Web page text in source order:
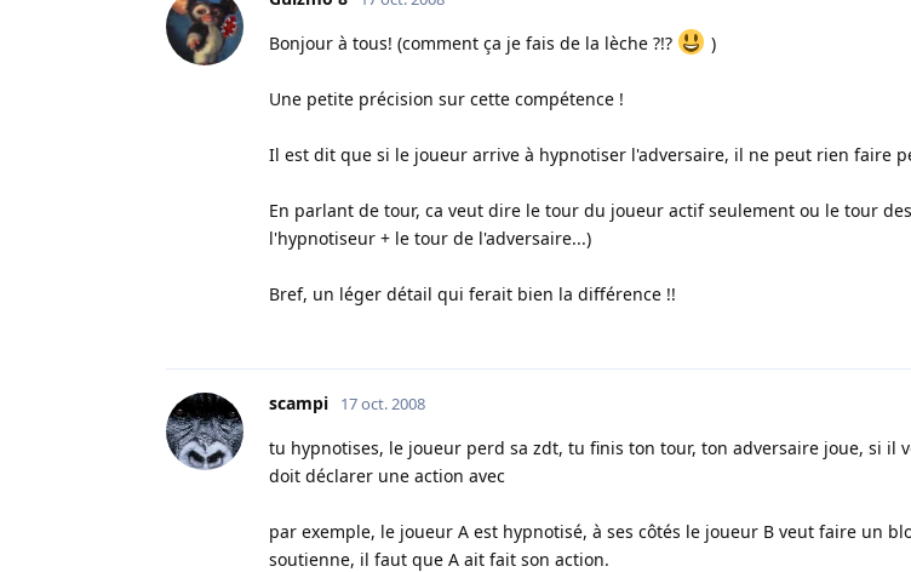
Bonjour à tous! (comment ça je fais de la lèche ?!? )
Une petite précision sur cette compétence !
Il est dit que si le joueur arrive à hypnotiser l'adversaire, il ne peut rien faire
En parlant de tour, ca veut dire le tour du joueur actif seulement ou le tour
l'hypnotiseur + le tour de l'adversaire...)
Bref, un léger détail qui ferait bien la différence !!
scampi 17 oct. 2008
tu hypnotises, le joueur perd sa zdt, tu finis ton tour, ton adversaire joue, si il
doit déclarer une action avec
par exemple, le joueur A est hypnotisé, à ses côtés le joueur B veut faire un
soutienne, il faut que A ait fait son action.